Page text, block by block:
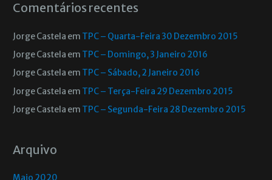
Comentários recentes
Jorge Castela em TPC – Quarta-Feira 30 Dezembro 2015
Jorge Castela em TPC – Domingo, 3 Janeiro 2016
Jorge Castela em TPC – Sábado, 2 Janeiro 2016
Jorge Castela em TPC – Terça-Feira 29 Dezembro 2015
Jorge Castela em TPC – Segunda-Feira 28 Dezembro 2015
Arquivo
Maio 2020